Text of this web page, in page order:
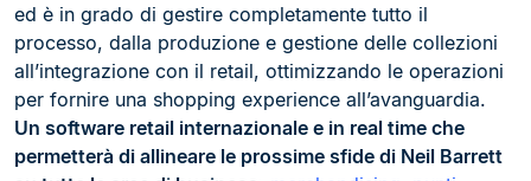
ed è in grado di gestire completamente tutto il
processo, dalla produzione e gestione delle collezioni
all’integrazione con il retail, ottimizzando le operazioni
per fornire una shopping experience all’avanguardia.
Un software retail internazionale e in real time che
permetterà di allineare le prossime sfide di Neil Barrett